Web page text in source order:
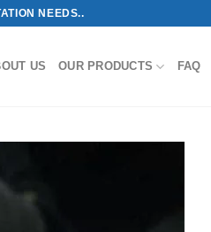
NEEDS..
US OUR PRODUCTS FAQ